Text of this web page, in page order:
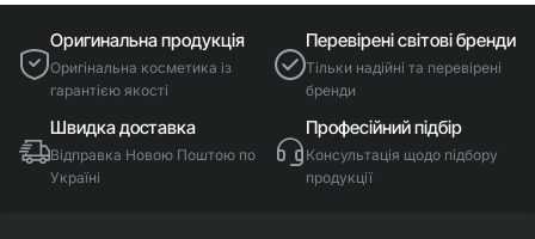
Оригинальна продукція
Оригінальна косметика із
гарантією якості
Перевірені світові бренди
Тільки надійні та перевірені
бренди
Швидка доставка
Відправка Новою Поштою по
Україні
Професійний підбір
Консультація щодо підбору
продукції